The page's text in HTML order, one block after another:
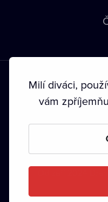
Podmínky používání •
•
Milí diváci,
vám